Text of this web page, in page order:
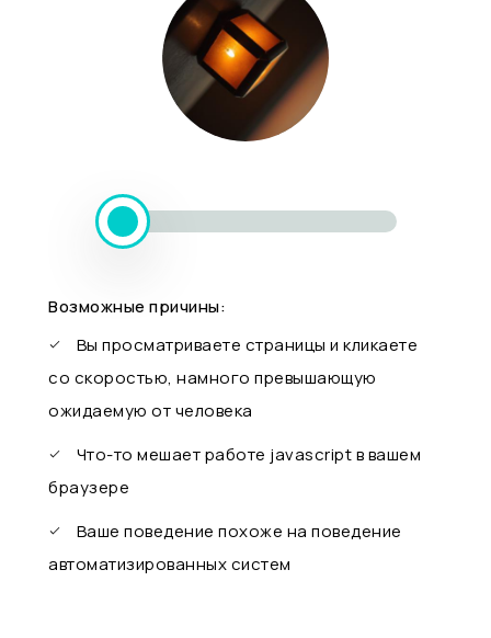
Возможные причины:
Вы просматриваете страницы и кликаете
со скоростью, намного превышающую
ожидаемую от человека
Что-то мешает работе javascript в вашем
браузере
Ваше поведение похоже на поведение
автоматизированных систем